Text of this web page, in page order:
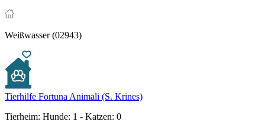
Weißwasser (02943)
Tierhilfe Fortuna Animali (S. Krines)
Tierheim: Hunde: 1 - Katzen: 0